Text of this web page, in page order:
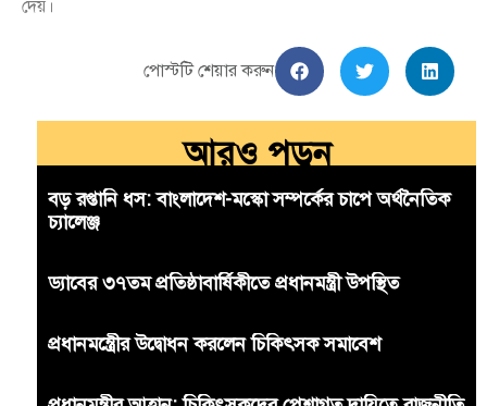
দেয়।
পোস্টটি শেয়ার করুন
আরও পড়ুন
বড় রপ্তানি ধস: বাংলাদেশ-মস্কো সম্পর্কের চাপে অর্থনৈতিক
চ্যালেঞ্জ
ড্যাবের ৩৭তম প্রতিষ্ঠাবার্ষিকীতে প্রধানমন্ত্রী উপস্থিত
প্রধানমন্ত্রীের উদ্বোধন করলেন চিকিৎসক সমাবেশ